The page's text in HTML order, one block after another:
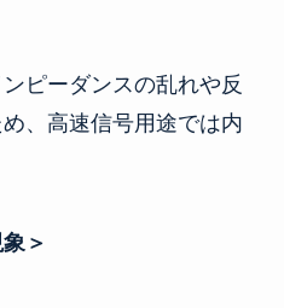
ーダンスの乱れや反
、高速信号用途では内
＞